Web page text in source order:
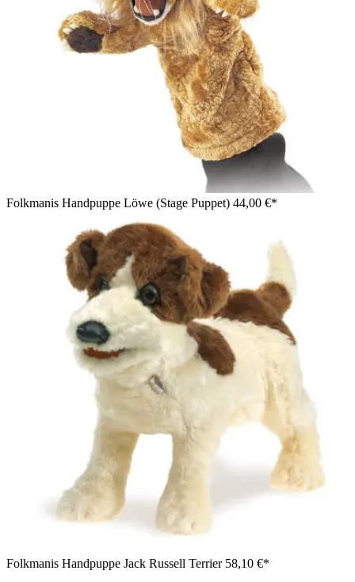
Folkmanis Handpuppe Löwe (Stage Puppet) 44,00 €*
Folkmanis Handpuppe Jack Russell Terrier 58,10 €*